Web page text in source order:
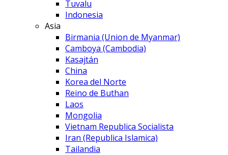
Tuvalu
Indonesia
Asia
Birmania (Union de Myanmar)
Camboya (Cambodia)
Kasajtán
China
Korea del Norte
Reino de Buthan
Laos
Mongolia
Vietnam Republica Socialista
Iran (Republica Islamica)
Tailandia